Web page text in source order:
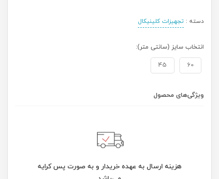
دسته : تجهیزات کلینیکال
انتخاب سایز (سانتی متر):
60
45
ویژگی‌های محصول
هزینه ارسال به عهده خریدار و به صورت پس کرایه